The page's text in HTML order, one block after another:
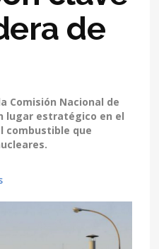
de
Comisión Nacional de
lugar estratégico en el
combustible que